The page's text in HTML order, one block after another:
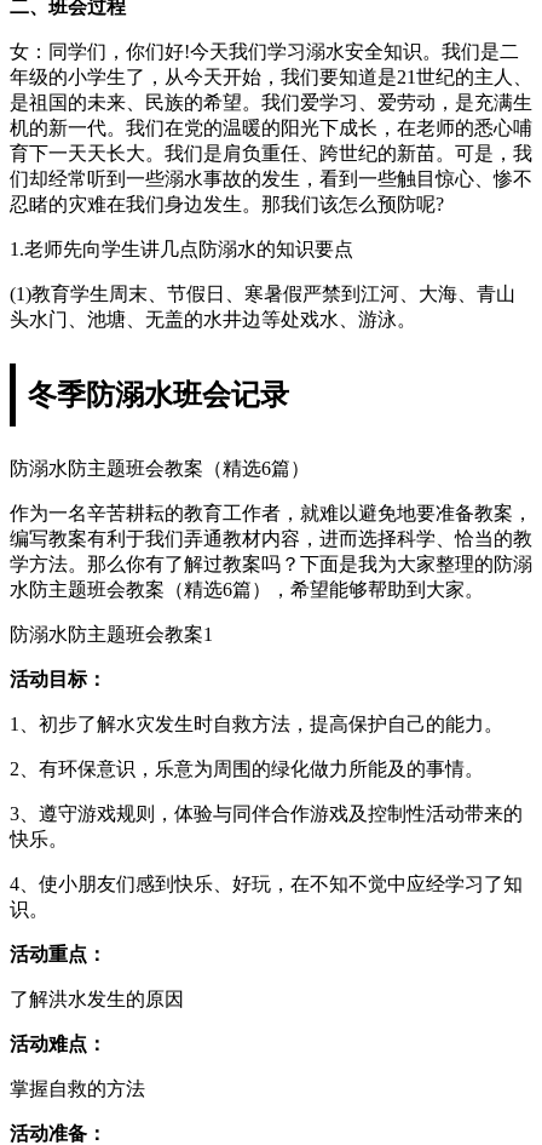
二、班会过程
女：同学们，你们好!今天我们学习溺水安全知识。我们是二
年级的小学生了，从今天开始，我们要知道是21世纪的主人、
是祖国的未来、民族的希望。我们爱学习、爱劳动，是充满生
机的新一代。我们在党的温暖的阳光下成长，在老师的悉心哺
育下一天天长大。我们是肩负重任、跨世纪的新苗。可是，我
们却经常听到一些溺水事故的发生，看到一些触目惊心、惨不
忍睹的灾难在我们身边发生。那我们该怎么预防呢?
1.老师先向学生讲几点防溺水的知识要点
(1)教育学生周末、节假日、寒暑假严禁到江河、大海、青山
头水门、池塘、无盖的水井边等处戏水、游泳。
冬季防溺水班会记录
防溺水防主题班会教案（精选6篇）
作为一名辛苦耕耘的教育工作者，就难以避免地要准备教案，
编写教案有利于我们弄通教材内容，进而选择科学、恰当的教
学方法。那么你有了解过教案吗？下面是我为大家整理的防溺
水防主题班会教案（精选6篇），希望能够帮助到大家。
防溺水防主题班会教案1
活动目标：
1、初步了解水灾发生时自救方法，提高保护自己的能力。
2、有环保意识，乐意为周围的绿化做力所能及的事情。
3、遵守游戏规则，体验与同伴合作游戏及控制性活动带来的
快乐。
4、使小朋友们感到快乐、好玩，在不知不觉中应经学习了知
识。
活动重点：
了解洪水发生的原因
活动难点：
掌握自救的方法
活动准备：